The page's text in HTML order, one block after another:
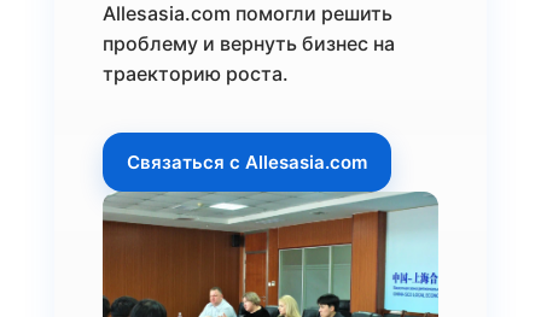
Allesasia.com помогли решить
проблему и вернуть бизнес на
траекторию роста.
Связаться с Allesasia.com